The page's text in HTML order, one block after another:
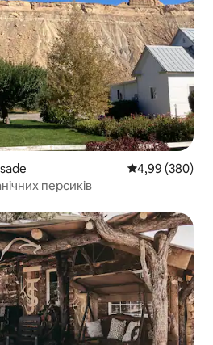
Середня
4,99 (380)
персиків